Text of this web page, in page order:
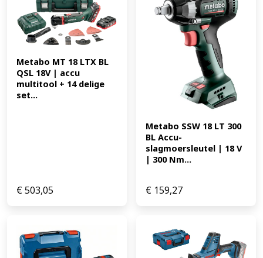
welke accu's je wilt gebruiken. Bijzondere kenmerken *
Batterij voltage van 18V voor krachtige prestaties *
Motor zonder koolborstels voor langere levensduur *
Magazijncapaciteit van 100 nieten voor EAN:
4966376416417 450.68
Metabo MT 18 LTX BL
QSL 18V | accu
multitool + 14 delige
set...
€503,05
Metabo SSW 18 LT 300
BL Accu-
slagmoersleutel | 18 V
| 300 Nm...
€ 159,27